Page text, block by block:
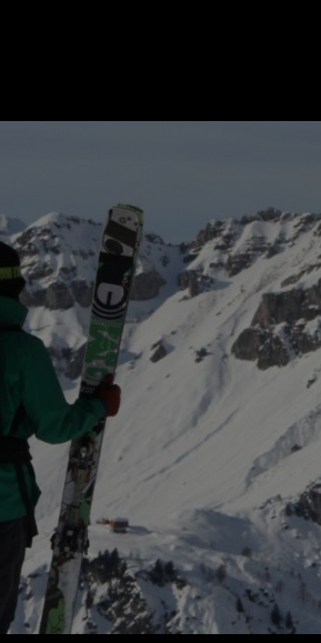
Essen & Trinken
Outdoor & Sport
Gesundheit
Nachhaltigkeit
Sehenswürdig
Kunst &
Brauchtum
Lifestyle
Hotel &